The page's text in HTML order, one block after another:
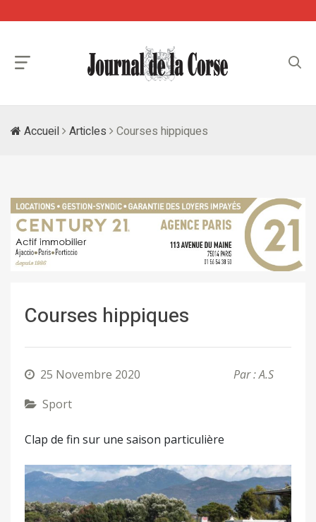
Accueil Articles Courses hippiques
Courses hippiques
25 Novembre 2020
Par : A.S
Sport
Clap de fin sur une saison particulière